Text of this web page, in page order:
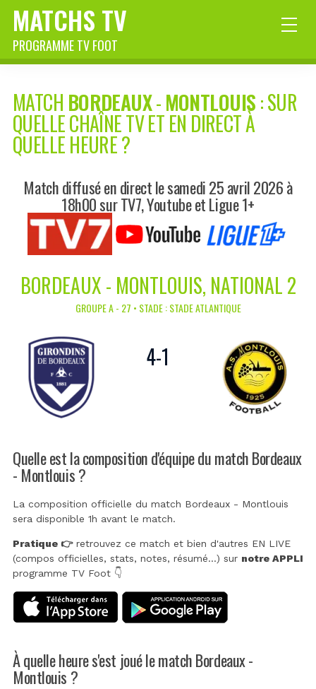
MATCHS TV
PROGRAMME TV FOOT
MATCH BORDEAUX-MONTLOUIS: SUR
QUELLE CHAÎNE TV ET EN DIRECT À
QUELLE HEURE ?
Match diffusé en direct le samedi 25 avril 2026 à
18h00 sur TV7, Youtube et Ligue 1+
BORDEAUX - MONTLOUIS, NATIONAL 2
GROUPE A - 27 • STADE : STADE ATLANTIQUE
4-1
Quelle est la composition d'équipe du match Bordeaux
- Montlouis ?
La composition officielle du match Bordeaux - Montlouis
sera disponible 1h avant le match.
Pratique 👉retrouvez ce match et bien d'autres EN LIVE
(compos officielles, stats, notes, résumé...) sur notre APPLI
programme TV Foot 👇
À quelle heure s'est joué le match Bordeaux -
Montlouis ?